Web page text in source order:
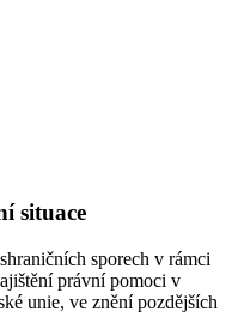
situace
sporech v rámci
právní pomoci v
unie, ve znění pozdějších